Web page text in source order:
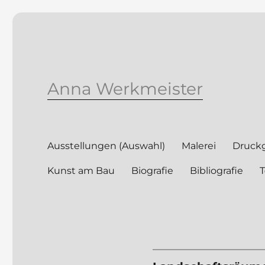
Anna Werkmeister
Ausstellungen (Auswahl) Malerei
Kunst am Bau Biografie Bibliografie